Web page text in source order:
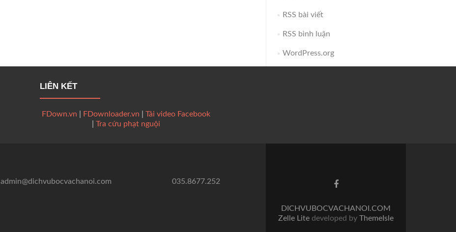
RSS bài viết
RSS bình luận
WordPress.org
LIÊN KẾT
FDown.vn FDownloader.vn
Tải video Facebook
Tra cứu phạt nguội
admin@dichvubocvachanoi.com 035.8677.252
Facebook
DICHVUBOCVACHANOI.COM
Zelle Lite developed by ThemeIsle